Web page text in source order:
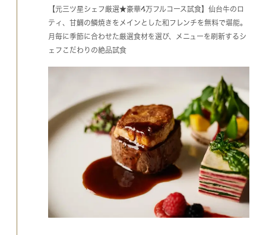
【元三ツ星シェフ厳選★豪華4万フルコース試食】仙台牛のロ
ティ、甘鯛の鱗焼きをメインとした和フレンチを無料で堪能。
月毎に季節に合わせた厳選食材を選び、メニューを刷新するシ
ェフこだわりの絶品試食